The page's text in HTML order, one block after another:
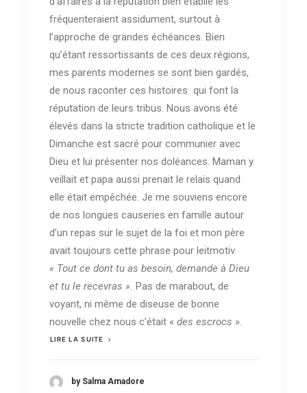
fréquenteraient assidument, surtout à
l’approche de grandes échéances. Bien
qu’étant ressortissants de ces deux régions,
mes parents modernes se sont bien gardés,
de nous raconter ces histoires qui font la
réputation de leurs tribus. Nous avons été
élevés dans la stricte tradition catholique et le
Dimanche est sacré pour communier avec
Dieu et lui présenter nos doléances. Maman y
veillait et papa aussi prenait le relais quand
elle était empêchée. Je me souviens encore
de nos longues causeries en famille autour
d’un repas sur le sujet de la foi et mon père
avait toujours cette phrase pour leitmotiv
« Tout ce dont tu as besoin, demande à Dieu
et tu le recevras ». Pas de marabout, de
voyant, ni même de diseuse de bonne
nouvelle chez nous c’était « des escrocs ».
LIRE LA SUITE
by Salma Amadore